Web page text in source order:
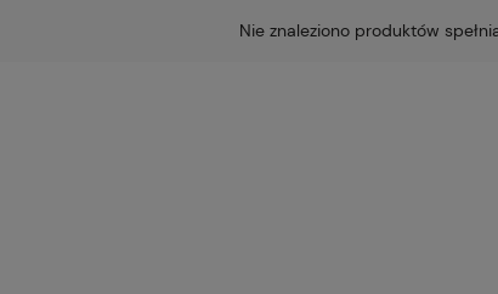
Nie znaleziono produktów